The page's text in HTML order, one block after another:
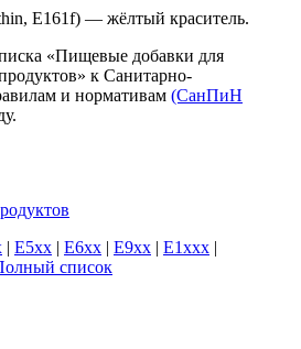
E161f) — жёлтый краситель.
«Пищевые добавки для
к Санитарно-
и нормативам (СанПиН
| E5хх | E6хх | E9хх | E1xхх |
список